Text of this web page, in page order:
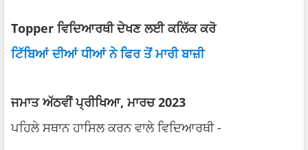
Topper ਵਿਦਿਆਰਥੀ ਦੇਖਣ ਲਈ ਕਲਿੱਕ ਕਰੋ
ਟਿੱਬਿਆਂ ਦੀਆਂ ਧੀਆਂ ਨੇ ਫਿਰ ਤੋਂ ਮਾਰੀ ਬਾਜ਼ੀ
ਜਮਾਤ ਅੱਠਵੀਂ ਪ੍ਰੀਖਿਆ, ਮਾਰਚ 2023
ਪਹਿਲੇ ਸਥਾਨ ਹਾਸਿਲ ਕਰਨ ਵਾਲੇ ਵਿਦਿਆਰਥੀ -